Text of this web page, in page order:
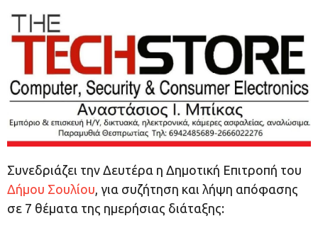
Συνεδριάζει την Δευτέρα η Δημοτική Eπιτροπή του
Δήμου Σουλίου, για συζήτηση και λήψη απόφασης
σε 7 θέματα της ημερήσιας διάταξης: